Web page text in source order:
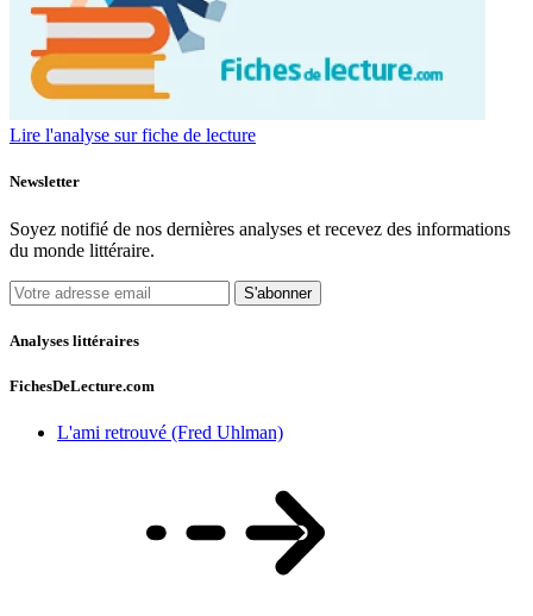
Lire l'analyse sur fiche de lecture
Newsletter
Soyez notifié de nos dernières analyses et recevez des informations
du monde littéraire.
S'abonner
Analyses littéraires
FichesDeLecture.com
L'ami retrouvé (Fred Uhlman)